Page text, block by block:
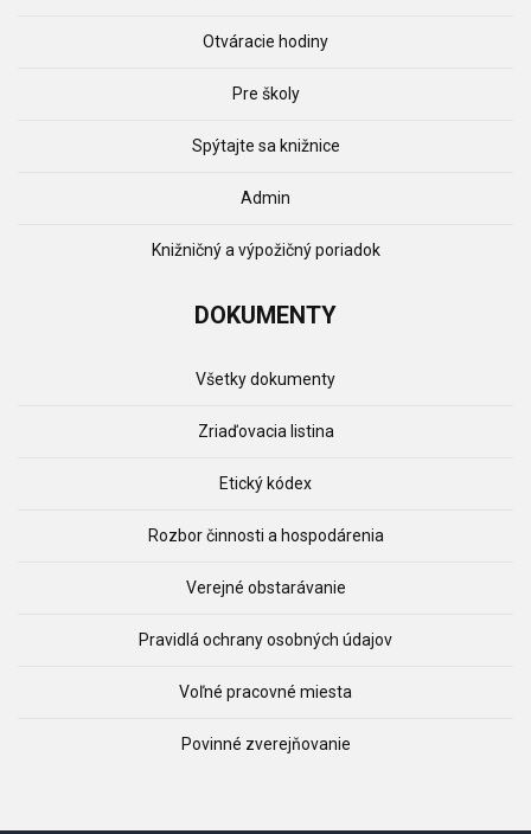
Otváracie hodiny
Pre školy
Spýtajte sa knižnice
Admin
Knižničný a výpožičný poriadok
DOKUMENTY
Všetky dokumenty
Zriaďovacia listina
Etický kódex
Rozbor činnosti a hospodárenia
Verejné obstarávanie
Pravidlá ochrany osobných údajov
Voľné pracovné miesta
Povinné zverejňovanie